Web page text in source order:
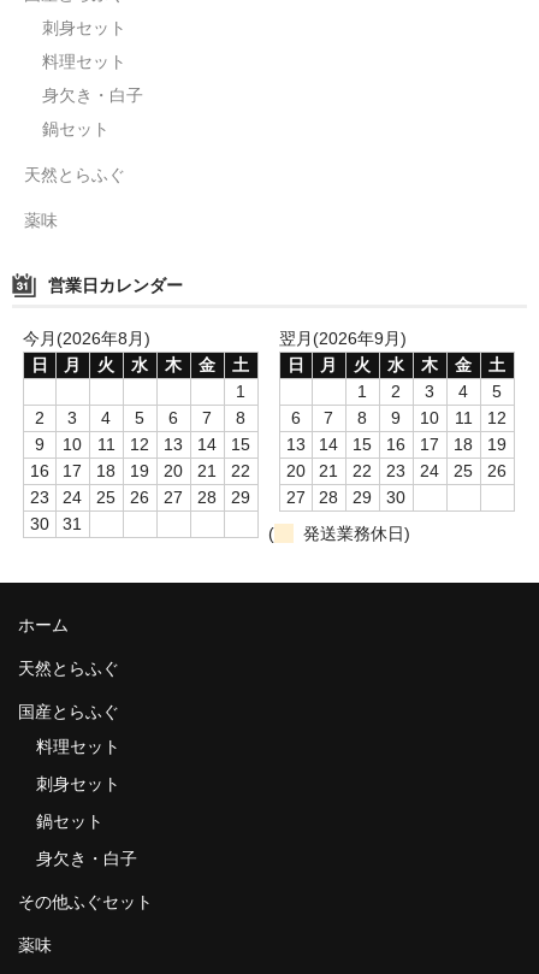
刺身セット
料理セット
身欠き・白子
鍋セット
天然とらふぐ
薬味
営業日カレンダー
今月(2026年8月)
日
月 火 水 木 金
土
1
2
3 4 5 6 7
8
9
10 11 12 13 14
15
16
17 18 19 20 21
22
23
24 25 26 27 28
29
30
31
翌月(2026年9月)
日
月 火 水 木 金
土
1
2 3 4
5
6
7 8 9 10 11
12
13
14 15 16 17 18
19
20
21 22 23 24 25
26
27
28 29
30
(
発送業務休日)
ホーム
天然とらふぐ
国産とらふぐ
料理セット
刺身セット
鍋セット
身欠き・白子
その他ふぐセット
薬味